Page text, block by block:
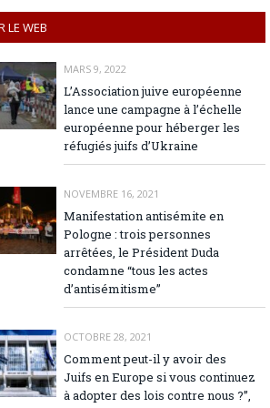
LE WEB
MARS 9, 2022
L’Association juive européenne
lance une campagne à l’échelle
européenne pour héberger les
réfugiés juifs d’Ukraine
NOVEMBRE 16, 2021
Manifestation antisémite en
Pologne : trois personnes
arrêtées, le Président Duda
condamne “tous les actes
d’antisémitisme”
OCTOBRE 28, 2021
Comment peut-il y avoir des
Juifs en Europe si vous continuez
à adopter des lois contre nous ?”,